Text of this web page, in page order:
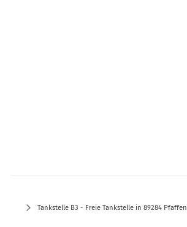
Tankstelle B3 - Freie Tankstelle in 89284